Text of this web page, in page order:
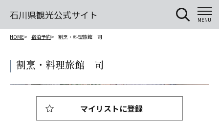
石川県観光公式サイト MENU
HOME 宿泊予約 割烹・料理旅館 司
割烹・料理旅館 司
マイリストに登録